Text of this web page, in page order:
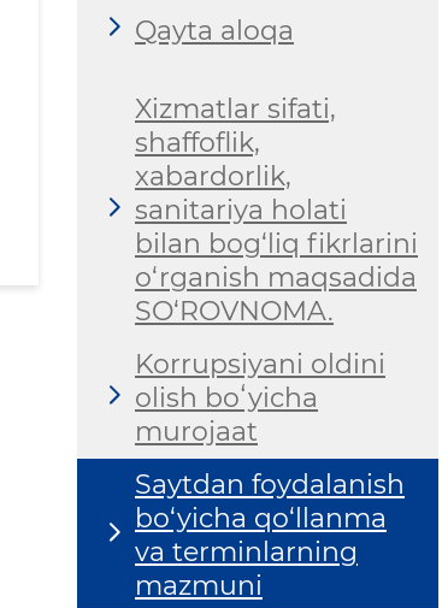
Qayta aloqa
Xizmatlar sifati,
shaffoflik,
xabardorlik,
sanitariya holati
bilan bog‘liq fikrlarini
o‘rganish maqsadida
SO‘ROVNOMA.
Korrupsiyani oldini
olish boʻyicha
murojaat
Saytdan foydalanish
bo‘yicha qo‘llanma
va terminlarning
mazmuni